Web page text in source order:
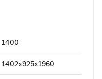
1400
1402х925х1960